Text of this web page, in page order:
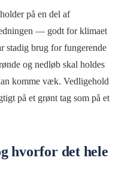
på en del af
— godt for klimaet
stadig brug for fungerende
og nedløb skal holdes
komme væk. Vedligehold
på et grønt tag som på et
hvorfor det hele